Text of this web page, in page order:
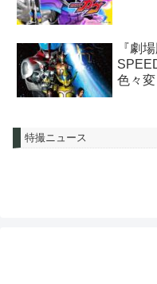
『劇
色々変
特撮ニュース